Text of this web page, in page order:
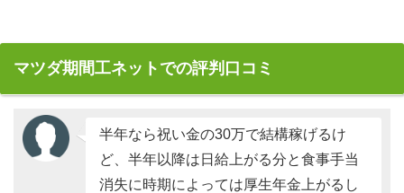
マツダ期間工ネットでの評判口コミ
半年なら祝い金の30万で結構稼げるけ
ど、半年以降は日給上がる分と食事手当
消失に時期によっては厚生年金上がるし